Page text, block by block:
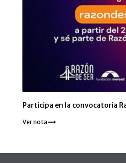
Participa en la convocatoria
Ver nota